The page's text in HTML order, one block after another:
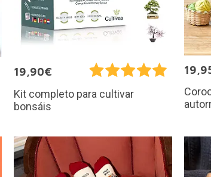
19,90€
Kit completo para cultivar
bonsáis